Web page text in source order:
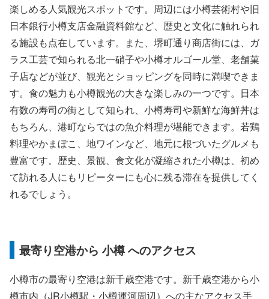
楽しめる人気観光スポットです。周辺には小樽芸術村や旧
日本銀行小樽支店金融資料館など、歴史と文化に触れられ
る施設も点在しています。また、堺町通り商店街には、ガ
ラス工芸で知られる北一硝子や小樽オルゴール堂、老舗菓
子店などが並び、観光とショッピングを同時に満喫できま
す。食の魅力も小樽観光の大きな楽しみの一つです。日本
有数の寿司の街として知られ、小樽寿司や新鮮な海鮮丼は
もちろん、港町ならではの魚介料理が堪能できます。若鶏
料理やかまぼこ、地ワインなど、地元に根づいたグルメも
豊富です。歴史、景観、食文化が凝縮された小樽は、初め
て訪れる人にもリピーターにも心に残る滞在を提供してく
れるでしょう。
最寄り空港から 小樽 へのアクセス
小樽市の最寄り空港は新千歳空港です。新千歳空港から小
樽市内（JR小樽駅・小樽運河周辺）への主なアクセス手